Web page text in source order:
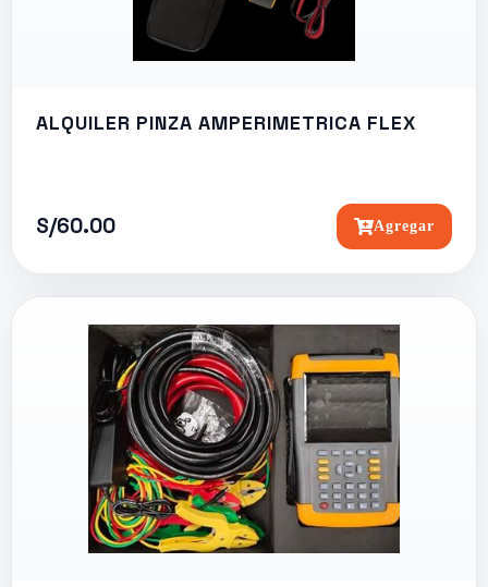
ALQUILER PINZA AMPERIMETRICA FLEX
S/60.00 Agregar